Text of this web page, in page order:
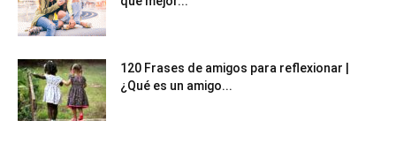
120 Frases de amigos para reflexionar |
¿Qué es un amigo...